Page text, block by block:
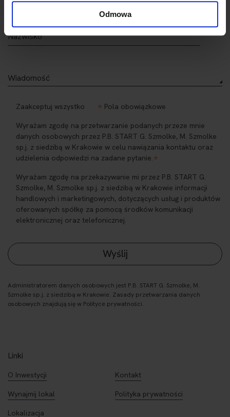
Odmowa
Zaakceptuj wszystko * Pola obowiązkowe
Wyrażam zgodę na przetwarzanie podanych przeze mnie
danych osobowych przez P.B. START G. Szmolke, M. Szmolke
sp.j. z siedzibą w Krakowie w celu nawiązania kontaktu oraz
udzielenia odpowiedzi na zadane pytanie. *
Wyrażam zgodę na przekazywanie mi przez P.B. START G.
Szmolke, M. Szmolke sp.j. z siedzibą w Krakowie informacji
handlowych i marketingowych, dotyczących usług i produktów
oferowanych spółkę za pomocą środków komunikacji
elektronicznej oraz telefonicznej.
Administratorem danych osobowych jest P.B. START G. Szmolke, M.
Szmolke sp.j. z siedzibą w Krakowie. Zasady przetwarzania danych
osobowych znajdują się w Polityce prywatności.
Linki
O Inwestycji Kontakt
Wynajmij lokal Polityka prywatności
Lokalizacja